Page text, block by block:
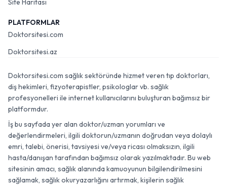
Site Haritası
PLATFORMLAR
Doktorsitesi.com
Doktorsitesi.az
Doktorsitesi.com sağlık sektöründe hizmet veren tıp doktorları,
diş hekimleri, fizyoterapistler, psikologlar vb. sağlık
profesyonelleri ile internet kullanıcılarını buluşturan bağımsız bir
platformdur.
İş bu sayfada yer alan doktor/uzman yorumları ve
değerlendirmeleri, ilgili doktorun/uzmanın doğrudan veya dolaylı
emri, talebi, önerisi, tavsiyesi ve/veya ricası olmaksızın, ilgili
hasta/danışan tarafından bağımsız olarak yazılmaktadır. Bu web
sitesinin amacı, sağlık alanında kamuoyunun bilgilendirilmesini
sağlamak, sağlık okuryazarlığını artırmak, kişilerin sağlık